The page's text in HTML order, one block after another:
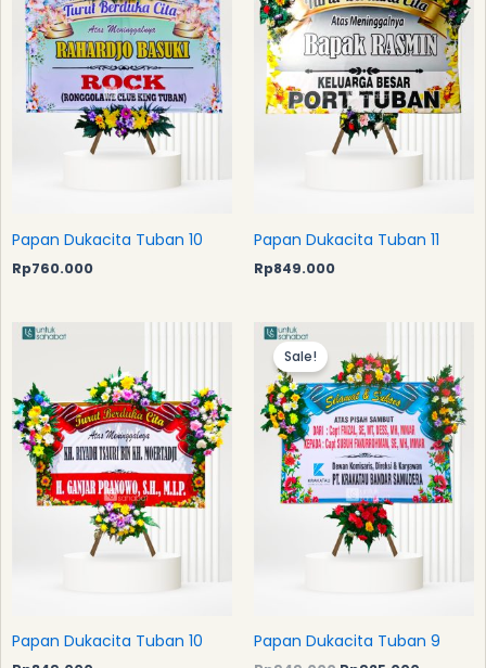
Papan Dukacita Tuban 10
Rp760.000
Papan Dukacita Tuban 11
Rp849.000
Papan Dukacita Tuban 10
Sale!
Papan Dukacita Tuban 9
was:
Rp949.000.